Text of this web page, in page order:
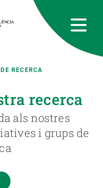
RECERCA
recerca
als nostres
i grups de